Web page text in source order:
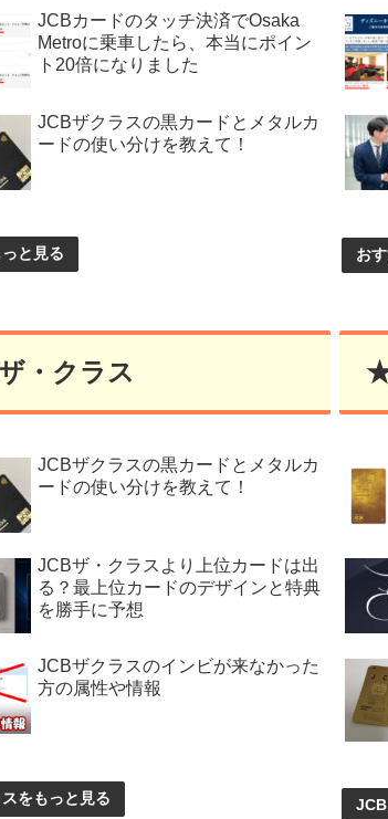
JCBカードのタッチ決済でOsaka
Metroに乗車したら、本当にポイン
ト20倍になりました
JCBザクラスの黒カードとメタルカ
ードの使い分けを教えて！
と見る お
・クラス
JCBザクラスの黒カードとメタルカ
ードの使い分けを教えて！
JCBザ・クラスより上位カードは出
る？最上位カードのデザインと特典
を勝手に予想
JCBザクラスのインビが来なかった
方の属性や情報
をもっと見る